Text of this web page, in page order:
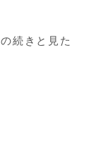
続きと見た